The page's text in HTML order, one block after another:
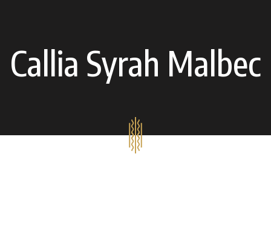
Callia Syrah Malbec